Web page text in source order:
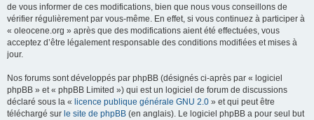
de vous informer de ces modifications, bien que nous vous conseillons de
vérifier régulièrement par vous-même. En effet, si vous continuez à participer à
« oleocene.org » après que des modifications aient été effectuées, vous
acceptez d’être légalement responsable des conditions modifiées et mises à
jour.
Nos forums sont développés par phpBB (désignés ci-après par « logiciel
phpBB » et « phpBB Limited ») qui est un logiciel de forum de discussions
déclaré sous la « licence publique générale GNU 2.0 » et qui peut être
téléchargé sur le site de phpBB (en anglais). Le logiciel phpBB a pour seul but